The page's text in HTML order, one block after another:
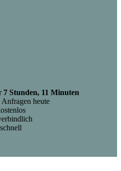
7 Stunden, 11 Minuten
Anfragen heute
schnell